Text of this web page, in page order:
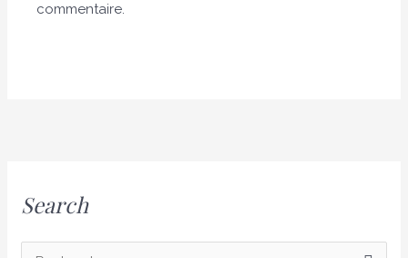
commentaire.
Search